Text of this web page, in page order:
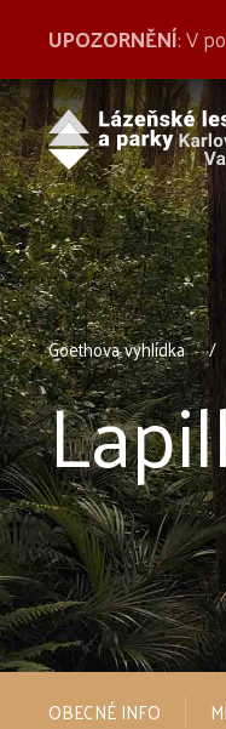
UPOZORNĚNÍ: V
Goethova vyhlídka
OBECNÉ INFO